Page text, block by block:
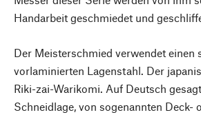
Handarbeit geschmiedet und
Der Meisterschmied verwendet einen
vorlaminierten Lagenstahl. Der
Riki-zai-Warikomi. Auf Deutsch
Schneidlage, von sogenannten Deck-